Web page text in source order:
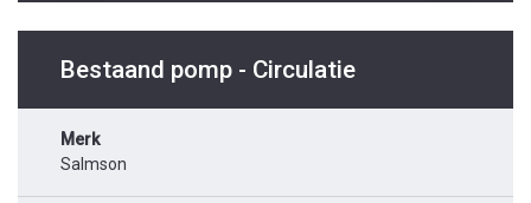
Bestaand pomp - Circulatie
Merk
Salmson